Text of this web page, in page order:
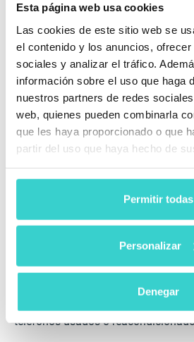
Esta página web usa cookies
Las cookies de este sitio web se
el contenido y los anuncios,
sociales y analizar el tráfico.
información sobre el uso que haga
nuestros partners de redes
web, quienes pueden combinarla
que les haya proporcionado o que
partir del uso que haya hecho de
Permitir todas
Personalizar
Denegar
reacondicionados, usados o de
productos "reacondicionados
nuevos de alta calidad a precios
enero de 2019
entró en vigor el
entre Apple y Amazon. La
Amazon permite vender
únicamente a revendedores
Gazelle construyó su negocio
vendiendo teléfonos comprados
dispositivos de Google, Samsung
servicios móviles también se
La mayoría de las empresas y
teléfonos usados o